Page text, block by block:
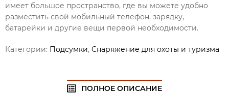
имеет большое пространство, где вы можете удобно
разместить свой мобильный телефон, зарядку,
батарейки и другие вещи первой необходимости.
Категории: Подсумки, Снаряжение для охоты и туризма
ПОЛНОЕ ОПИСАНИЕ